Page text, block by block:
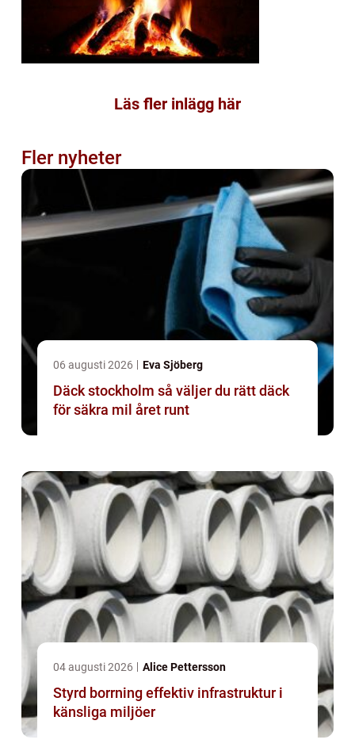
Läs fler inlägg här
Fler nyheter
06 augusti 2026 Eva Sjöberg
Däck stockholm så väljer du rätt däck
för säkra mil året runt
04 augusti 2026 Alice Pettersson
Styrd borrning effektiv infrastruktur i
känsliga miljöer